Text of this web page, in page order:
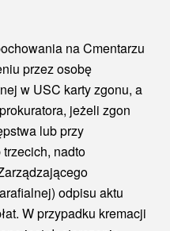
na Cmentarzu
przez osobę
w USC karty zgonu, a
jeżeli zgon
lub przy
nadto
odpisu aktu
W przypadku kremacji